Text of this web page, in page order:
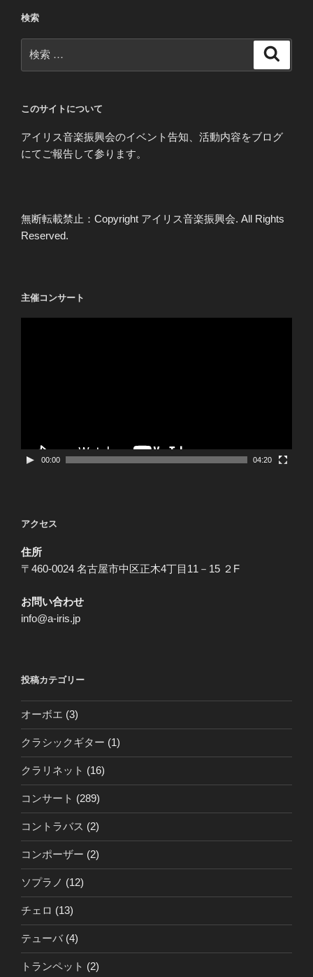
ン
検索
索:
このサイトについて
アイリス音楽振興会のイベント告知、活動内容をブログ
にてご報告して参ります。
無断転載禁止：Copyright アイリス音楽振興会. All Rights
Reserved.
主催コンサート
00:00 04:20
アクセス
住所
〒460-0024 名古屋市中区正木4丁目11－15 ２F
お問い合わせ
info@a-iris.jp
投稿カテゴリー
オーボエ (3)
クラシックギター (1)
クラリネット (16)
コンサート (289)
コントラバス (2)
コンポーザー (2)
ソプラノ (12)
チェロ (13)
テューバ(4)
トランペット (2)